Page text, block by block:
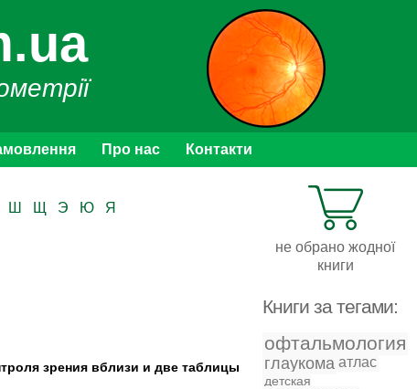
Про нас Контакти
Ш Щ Э Ю Я
зрения вблизи и две таблицы
не обрано жодної
книги
Книги за тегами:
офтальмология
глаукома атлас
детская